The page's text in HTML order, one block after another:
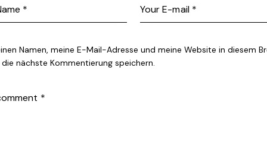
Namen, meine E-Mail-Adresse und meine Website in diesem
nächste Kommentierung speichern.